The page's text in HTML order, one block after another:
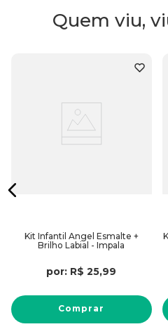
Quem viu,
Kit Infantil Angel Esmalte +
Brilho Labial - Impala
por: R$ 25,99
Comprar